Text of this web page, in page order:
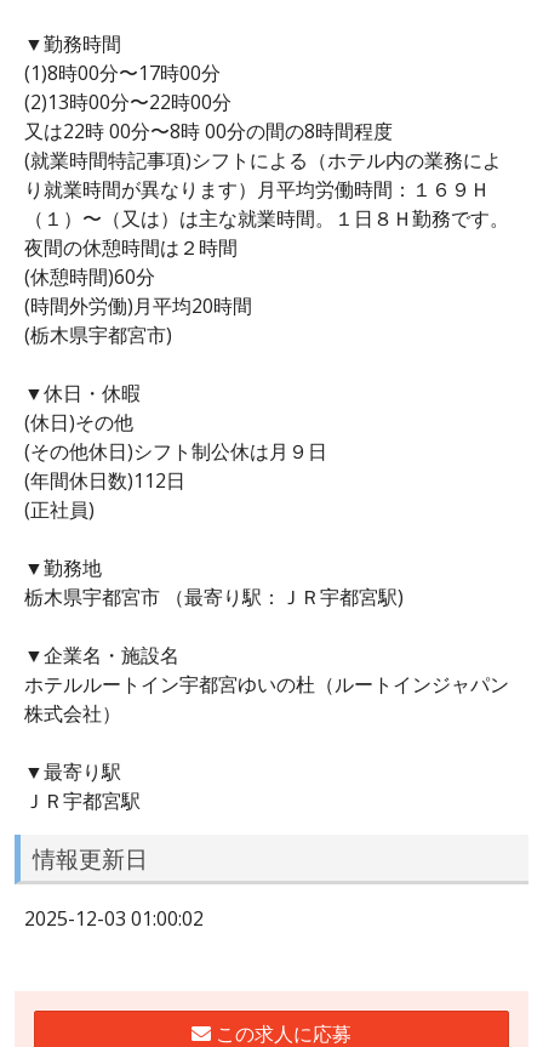
▼勤務時間
(1)8時00分〜17時00分
(2)13時00分〜22時00分
又は22時 00分〜8時 00分の間の8時間程度
(就業時間特記事項)シフトによる（ホテル内の業務によ
り就業時間が異なります）月平均労働時間：１６９Ｈ
（１）〜（又は）は主な就業時間。１日８Ｈ勤務です。
夜間の休憩時間は２時間
(休憩時間)60分
(時間外労働)月平均20時間
(栃木県宇都宮市)
▼休日・休暇
(休日)その他
(その他休日)シフト制公休は月９日
(年間休日数)112日
(正社員)
▼勤務地
栃木県宇都宮市 （最寄り駅：ＪＲ宇都宮駅)
▼企業名・施設名
ホテルルートイン宇都宮ゆいの杜（ルートインジャパン
株式会社）
▼最寄り駅
ＪＲ宇都宮駅
情報更新日
2025-12-03 01:00:02
この求人に応募